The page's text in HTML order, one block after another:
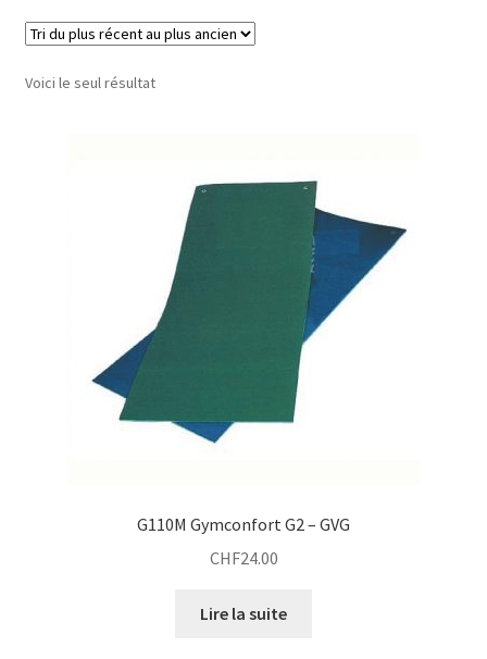
Voici le seul résultat
G110M Gymconfort G2 – GVG
CHF24.00
Lire la suite